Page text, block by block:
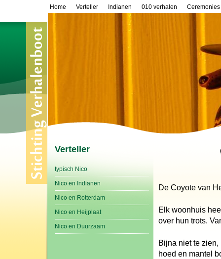
Home Verteller Indianen 010 verhalen Ceremonies
Verteller
typisch Nico
Nico en Indianen
Nico en Rotterdam
Nico en Heijplaat
Nico en Duurzaam
De Coyote van
Elk woonhuis
over hun trots.
Bijna niet te
hoed en mantel